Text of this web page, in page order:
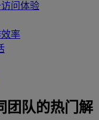
问体验
率
团队的热门解